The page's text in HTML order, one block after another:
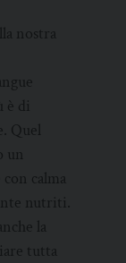
nostra
è di
Quel
un
calma
nutriti.
la
tutta